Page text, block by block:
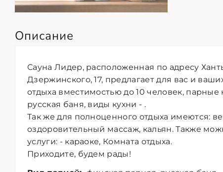
Описание
Сауна Лидер, расположенная по адресу
Дзержинского, 17, предлагает для вас и
отдыха вместимостью до 10 человек,
русская баня, виды кухни - .
Так же для полноценного отдыха имеются:
оздоровительный массаж, кальян. Также
услуги: - караоке, Комната отдыха.
Приходите, будем рады!